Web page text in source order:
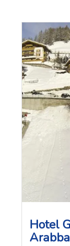
Hotel
Arabba